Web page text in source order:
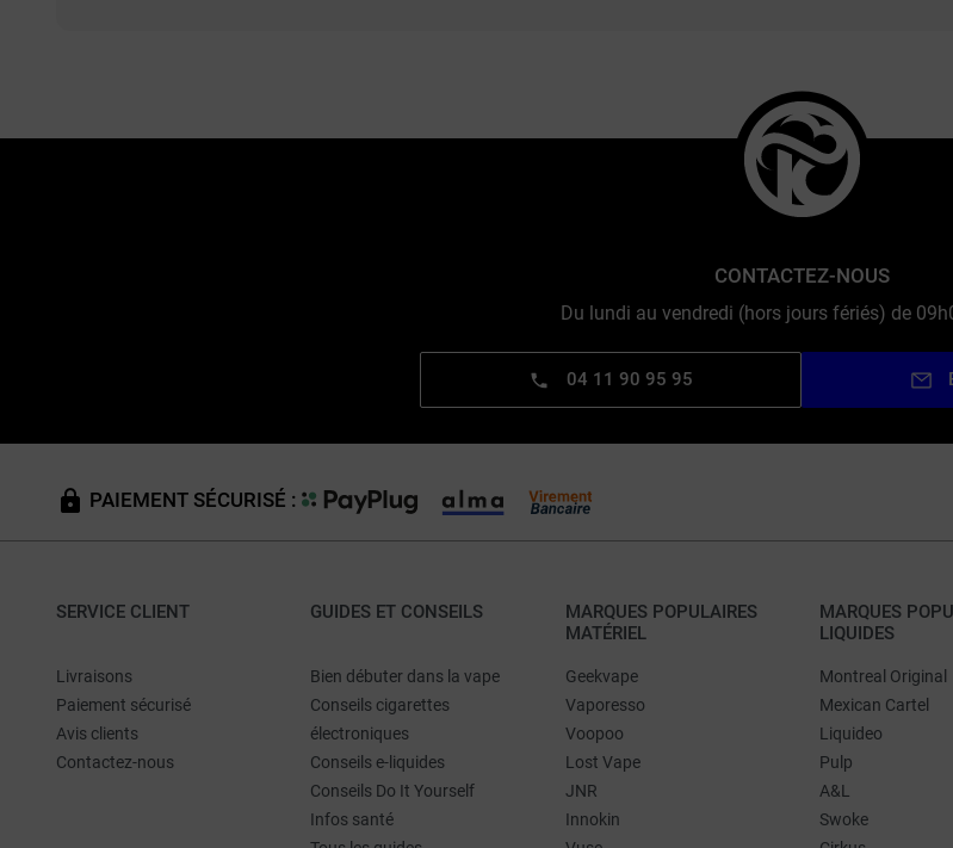
CONTACTEZ-NOUS
Du lundi au vendredi (hors jours fériés) de
04 11 90 95 95
PAIEMENT SÉCURISÉ :
SERVICE CLIENT
Livraisons
Paiement sécurisé
Avis clients
Contactez-nous
GUIDES ET CONSEILS
Bien débuter dans la vape
Conseils cigarettes
électroniques
Conseils e-liquides
Conseils Do It Yourself
Infos santé
MARQUES POPULAIRES
MATÉRIEL
Geekvape
Vaporesso
Voopoo
Lost Vape
JNR
Innokin
MARQUES
LIQUIDES
Montreal Original
Mexican Cartel
Liquideo
Pulp
A&L
Swoke